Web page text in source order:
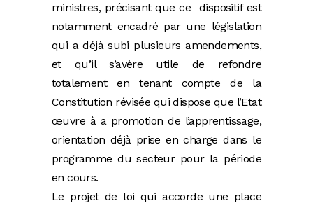
ministres, précisant que ce dispositif est
notamment encadré par une législation
qui a déjà subi plusieurs amendements,
et qu’il s’avère utile de refondre
totalement en tenant compte de la
Constitution révisée qui dispose que l’Etat
œuvre à a promotion de l’apprentissage,
orientation déjà prise en charge dans le
programme du secteur pour la période
en cours.
Le projet de loi qui accorde une place